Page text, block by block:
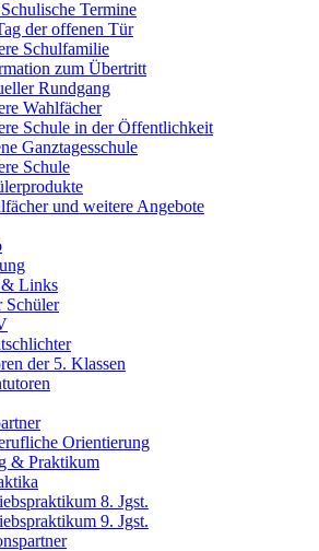
Termine
der offenen Tür
Schulfamilie
zum Übertritt
Rundgang
Wahlfächer
Schule in der Öffentlichkeit
Ganztagesschule
Schule
und weitere Angebote
& Links
Schüler
der 5. Klassen
Orientierung
& Praktikum
8. Jgst.
9. Jgst.